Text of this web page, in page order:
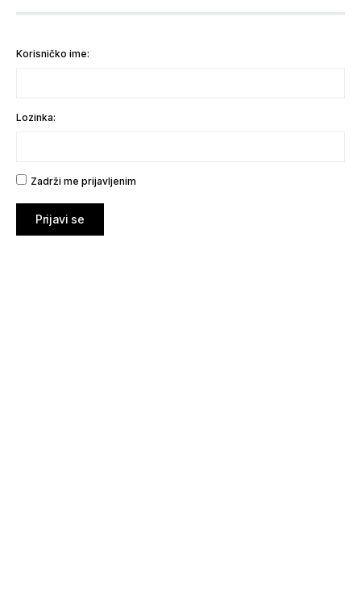
Korisničko ime:
Lozinka:
Zadrži me prijavljenim
Prijavi se